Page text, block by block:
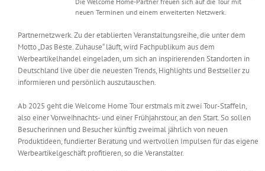
Suche
nach:
neuen Terminen und einem erweiterten Netzwerk.
Partnernetzwerk. Zu der etablierten Veranstaltungsreihe, die unter dem
Motto „Das Beste. Zuhause“ läuft, wird Fachpublikum aus dem
Werbeartikelhandel eingeladen, um sich an inspirierenden Standorten in
Deutschland live über die neuesten Trends, Highlights und Bestseller zu
informieren und persönlich auszutauschen.
Ab 2025 geht die Welcome Home Tour erstmals mit zwei Tour-Staffeln,
also einer Vorweihnachts- und einer Frühjahrstour, an den Start. So sollen
Besucherinnen und Besucher künftig zweimal jährlich von neuen
Produktideen, fundierter Beratung und wertvollen Impulsen für das eigene
Werbeartikelgeschäft profitieren, so die Veranstalter.